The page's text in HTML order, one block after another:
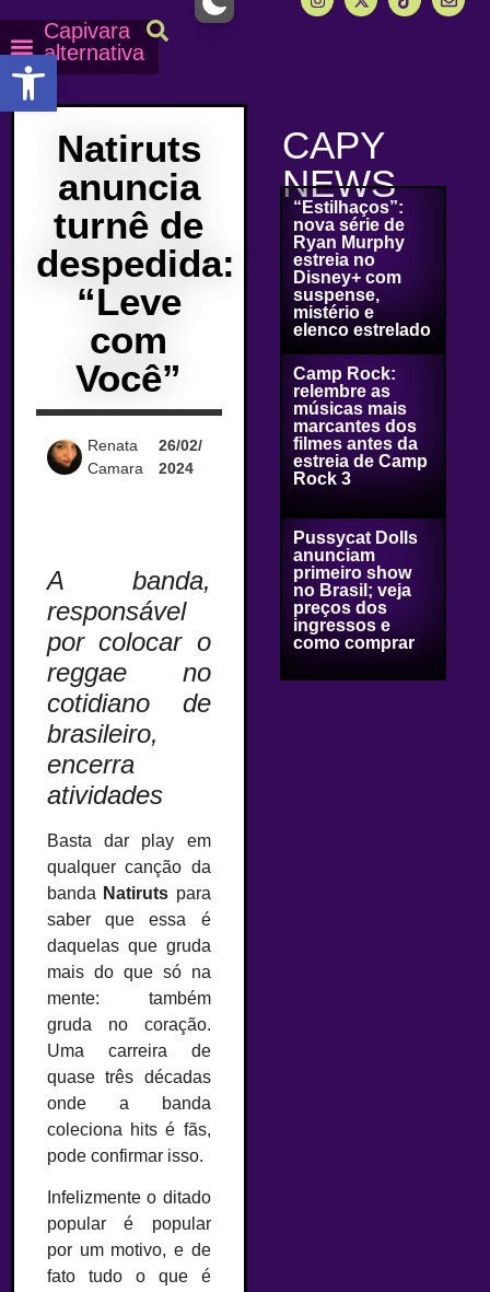
Capivara
alternativa
Natiruts
anuncia
turnê de
despedida:
“Leve
com
Você”
Renata
Camara
26/02/
2024
A banda,
responsável
por colocar o
reggae no
cotidiano de
brasileiro,
encerra
atividades
Basta dar play em
qualquer canção da
banda Natiruts para
saber que essa é
daquelas que gruda
mais do que só na
mente: também
gruda no coração.
Uma carreira de
quase três décadas
onde a banda
coleciona hits é fãs,
pode confirmar isso.
Infelizmente o ditado
popular é popular
por um motivo, e de
fato tudo o que é
CAPY
NEWS
“Estilhaços”:
nova série de
Ryan Murphy
estreia no
Disney+ com
suspense,
mistério e
elenco estrelado
Camp Rock:
relembre as
músicas mais
marcantes dos
filmes antes da
estreia de Camp
Rock 3
Pussycat Dolls
anunciam
primeiro show
no Brasil; veja
preços dos
ingressos e
como comprar
Abrir a barra de ferramentas